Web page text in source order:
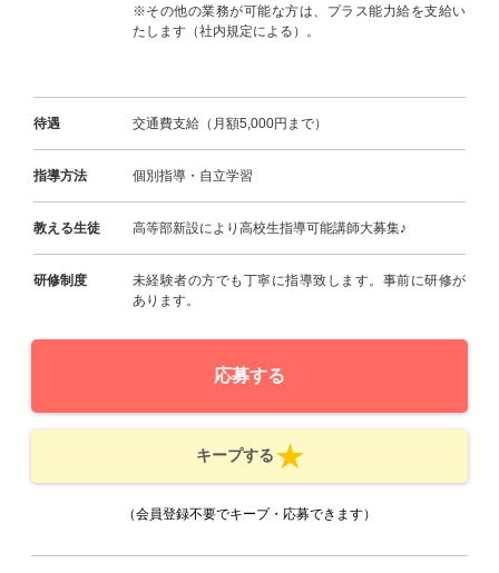
※その他の業務が可能な方は、プラス能力給を支給い
たします（社内規定による）。
待遇 交通費支給（月額5,000円まで）
指導方法 個別指導・自立学習
教える生徒 高等部新設により高校生指導可能講師大募集♪
研修制度
未経験者の方でも丁寧に指導致します。事前に研修が
あります。
応募する
キープする
（会員登録不要でキープ・応募できます）